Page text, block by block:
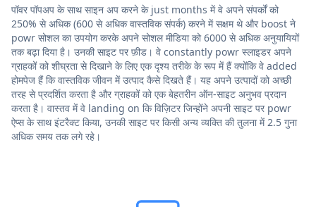
पॉवर पॉपअप के साथ साइन अप करने के just months में वे अपने संपर्कों को
250% से अधिक (600 से अधिक वास्तविक संपर्क) करने में सक्षम थे और boost ने
powr सोशल का उपयोग करके अपने सोशल मीडिया को 6000 से अधिक अनुयायियों
तक बढ़ा दिया है। उनकी साइट पर फ़ीड। वे constantly powr स्लाइडर अपने
ग्राहकों को शीघ्रता से दिखाने के लिए एक दृश्य तरीके के रूप में हैं क्योंकि वे added
होमपेज हैं कि वास्तविक जीवन में उत्पाद कैसे दिखते हैं। यह अपने उत्पादों को अच्छी
तरह से प्रदर्शित करता है और ग्राहकों को एक बेहतरीन ऑन-साइट अनुभव प्रदान
करता है। वास्तव में वे landing on कि विज़िटर जिन्होंने अपनी साइट पर powr
ऐप्स के साथ इंटरैक्ट किया, उनकी साइट पर किसी अन्य व्यक्ति की तुलना में 2.5 गुना
अधिक समय तक लगे रहे।